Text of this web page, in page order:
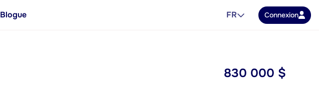
Blogue FR Connexion
830 000 $